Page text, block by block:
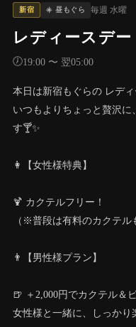
新宿 ☀️ 昼もぐら 毎週 水曜
レディースデー
🕖19:00 〜 翌05:00
本日は新宿もぐらの レディ
いつもよりちょっと贅沢
す🍸✨
👩【女性様特典】
🍹 カクテルフリー！
（※普段は有料のカクテル
👨【男性様プラン】
🍺 ＋2,000円でカクテル＆
女性様と一緒に、しっかり